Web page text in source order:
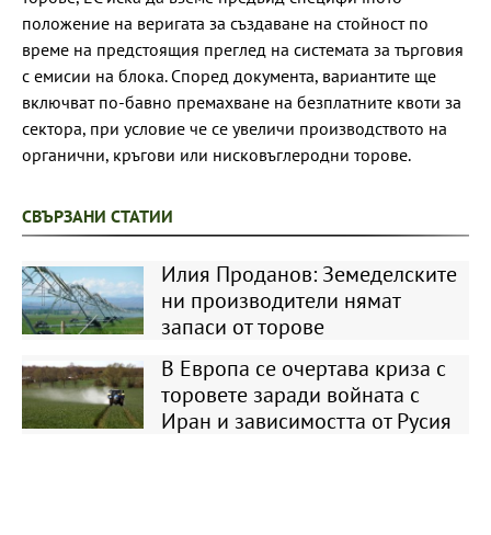
положение на веригата за създаване на стойност по
време на предстоящия преглед на системата за търговия
с емисии на блока. Според документа, вариантите ще
включват по-бавно премахване на безплатните квоти за
сектора, при условие че се увеличи производството на
органични, кръгови или нисковъглеродни торове.
СВЪРЗАНИ СТАТИИ
Илия Проданов: Земеделските
ни производители нямат
запаси от торове
В Европа се очертава криза с
торовете заради войната с
Иран и зависимостта от Русия